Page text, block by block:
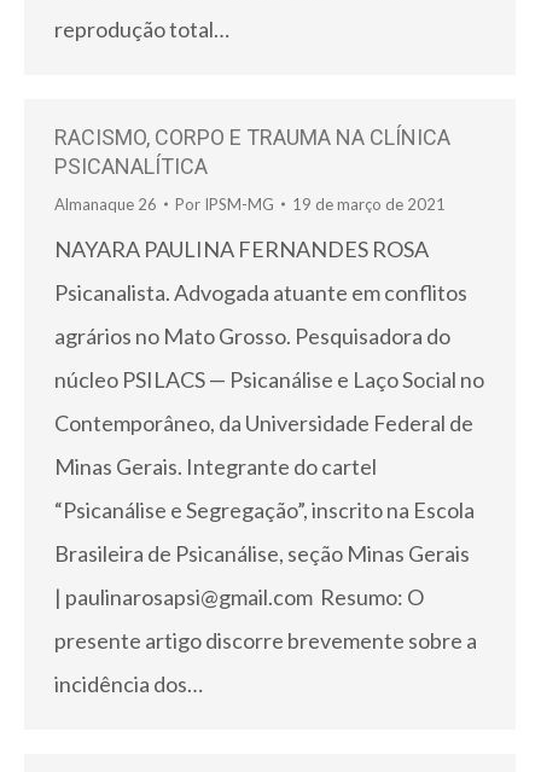
reprodução total…
RACISMO, CORPO E TRAUMA NA CLÍNICA
PSICANALÍTICA
Almanaque 26 Por IPSM-MG 19 de março de 2021
NAYARA PAULINA FERNANDES ROSA
Psicanalista. Advogada atuante em conflitos
agrários no Mato Grosso. Pesquisadora do
núcleo PSILACS — Psicanálise e Laço Social no
Contemporâneo, da Universidade Federal de
Minas Gerais. Integrante do cartel
“Psicanálise e Segregação”, inscrito na Escola
Brasileira de Psicanálise, seção Minas Gerais
| paulinarosapsi@gmail.com Resumo: O
presente artigo discorre brevemente sobre a
incidência dos…